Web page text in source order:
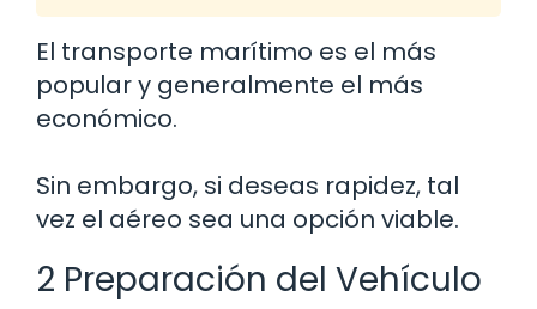
El transporte marítimo es el más
popular y generalmente el más
económico.
Sin embargo, si deseas rapidez, tal
vez el aéreo sea una opción viable.
2 Preparación del Vehículo